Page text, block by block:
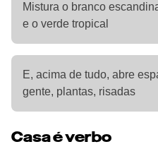
Mistura o branco
e o verde tropical
E, acima de tudo, abre
gente, plantas, risadas
Casa é verbo